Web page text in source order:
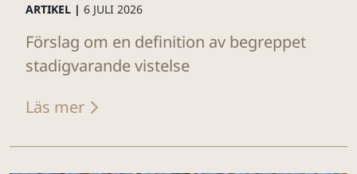
ARTIKEL | 6 JULI 2026
Förslag om en definition av begreppet
stadigvarande vistelse
Läs mer